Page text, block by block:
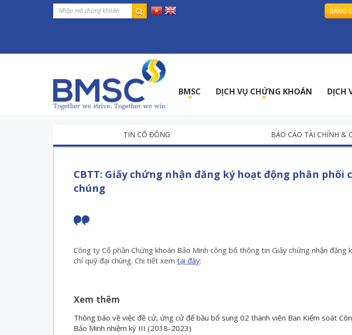
BẢNG
BMSC DỊCH VỤ CHỨNG KHOÁN DỊCH
TIN CỔ ĐÔNG BÁO CÁO TÀI CHÍNH &
CBTT: Giấy chứng nhận đăng ký hoạt động phân phối
chúng
Công ty Cổ phần Chứng khoán Bảo Minh công bố thông tin Giấy chứng nhận đăng
chỉ quỹ đại chúng. Chi tiết xem tại đây:
Xem thêm
Thông báo về việc đề cử, ứng cử để bầu bổ sung 02 thành viên Ban Kiểm soát
Bảo Minh nhiệm kỳ III (2018-2023)